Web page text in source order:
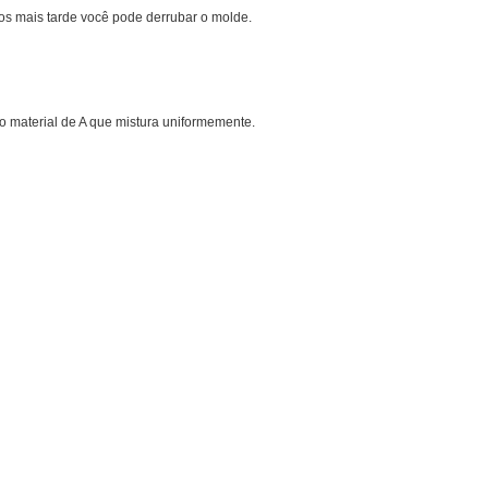
mais tarde você pode derrubar o molde.
de A que mistura uniformemente.